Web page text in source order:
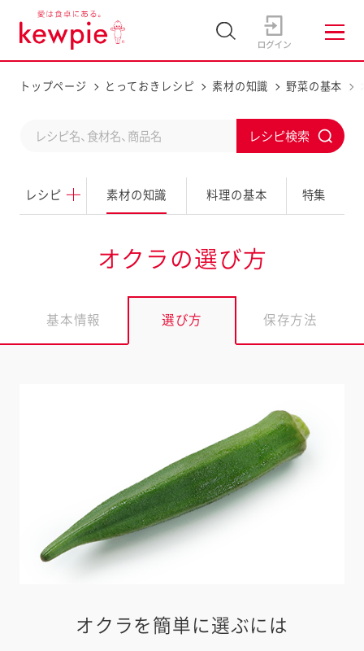
トップページ とっておきレシピ 素材の知識 野菜の基本
レシピ 素材の知識 料理の基本 特集
d
s
b
t
オクラの選び方
基本情報 選び方 保存方法
オクラを簡単に選ぶには